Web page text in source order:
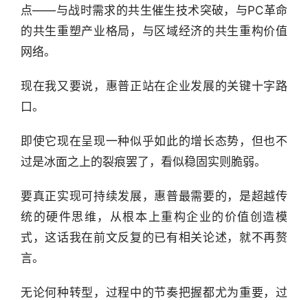
点——与战时需求的共生催生技术突破，与PC革命
的共生重塑产业格局，与区域经济的共生重构价值
网络。
现在我又要说，惠普正站在企业发展的关键十字路
口。
即使它现在呈现一种似乎如此的增长态势，但也不
过是冰面之上的裂痕罢了，看似稳固实则脆弱。
要真正实现可持续发展，惠普最需要的，是超越传
统的硬件思维，从根本上重构企业的价值创造模
式，这话我在前文反复的已有相关论述，就不再赘
言。
无论何种转型，过程中的节奏把握都尤为重要，过